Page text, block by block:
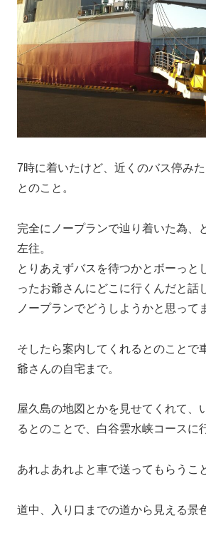
7時に着いたけど、近くのバス停み
とのこと。
完全にノープランで辿り着いた為、
左往。
とりあえずバスを待つかとボーっと
ったお爺さんにどこに行くんだと話
ノープランでどうしようかと思って
そしたら案内してくれるとのことで
爺さんの自宅まで。
屋久島の地図とかを見せてくれて、
るとのことで、白谷雲水峡コースに
あれよあれよと車で送ってもらうこ
道中、入り口までの道から見える景